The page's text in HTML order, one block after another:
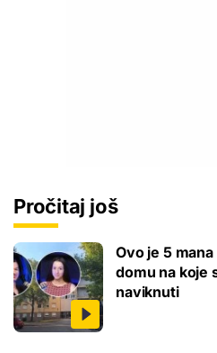
Pročitaj još
Ovo je 5
domu na koje
naviknuti